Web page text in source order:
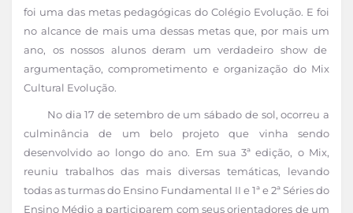
foi uma das metas pedagógicas do Colégio Evolução. E foi
no alcance de mais uma dessas metas que, por mais um
ano, os nossos alunos deram um verdadeiro show de
argumentação, comprometimento e organização do Mix
Cultural Evolução.
No dia 17 de setembro de um sábado de sol, ocorreu a
culminância de um belo projeto que vinha sendo
desenvolvido ao longo do ano. Em sua 3ª edição, o Mix,
reuniu trabalhos das mais diversas temáticas, levando
todas as turmas do Ensino Fundamental II e 1ª e 2ª Séries do
Ensino Médio a participarem com seus orientadores de um